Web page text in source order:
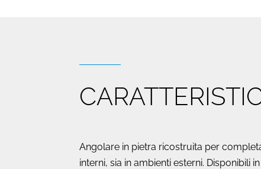
Angolare in pietra ricostruita per
interni, sia in ambienti esterni. Disponibili